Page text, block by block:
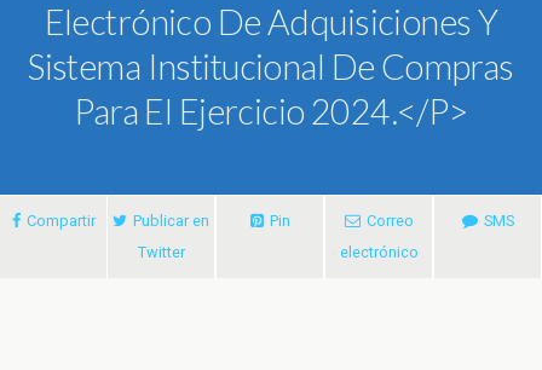
Electrónico De Adquisiciones Y
Sistema Institucional De Compras
Para El Ejercicio 2024.</p>
Compartir
Publicar en
Twitter
Pin
Correo
electrónico
SMS